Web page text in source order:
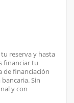
reserva y hasta
financiar tu
de financiación
Sin
y con